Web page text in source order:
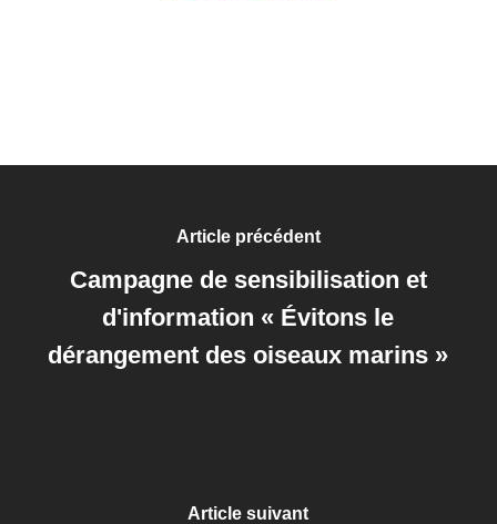
Article précédent
Campagne de sensibilisation et
d'information « Évitons le
dérangement des oiseaux marins »
Article suivant